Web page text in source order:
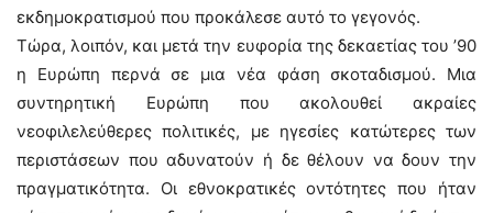
εκδημοκρατισμού που προκάλεσε αυτό το γεγονός.
Τώρα, λοιπόν, και μετά την ευφορία της δεκαετίας του ’90
η Ευρώπη περνά σε μια νέα φάση σκοταδισμού. Μια
συντηρητική Ευρώπη που ακολουθεί ακραίες
νεοφιλελεύθερες πολιτικές, με ηγεσίες κατώτερες των
περιστάσεων που αδυνατούν ή δε θέλουν να δουν την
πραγματικότητα. Οι εθνοκρατικές οντότητες που ήταν